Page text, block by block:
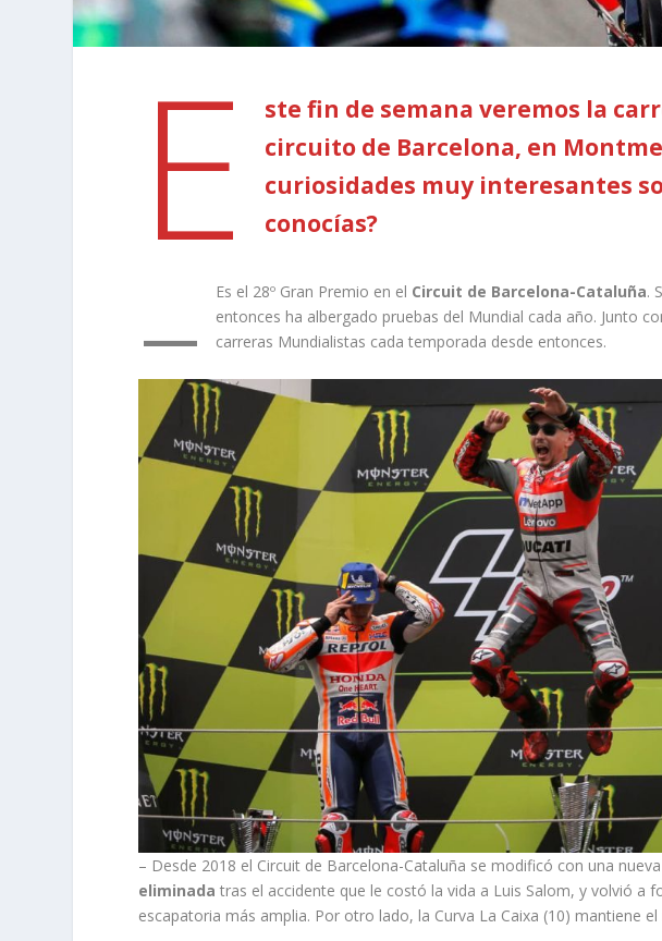
E
ste fin de semana veremos la
circuito de Barcelona, en
curiosidades muy interesantes
conocías?
– Es el 28º Gran Premio en el Circuit de Barcelona-Cataluña.
entonces ha albergado pruebas del Mundial cada año. Junto
carreras Mundialistas cada temporada desde entonces.
– Desde 2018 el Circuit de Barcelona-Cataluña se modificó con una
eliminada tras el accidente que le costó la vida a Luis Salom, y volvió a
escapatoria más amplia. Por otro lado, la Curva La Caixa (10) mantiene